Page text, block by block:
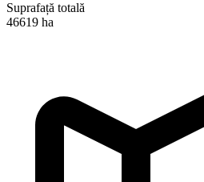
Suprafață totală
46619 ha